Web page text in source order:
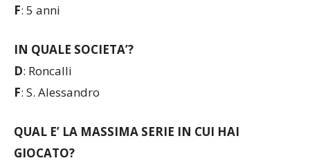
F: 5 anni
IN QUALE SOCIETA’?
D: Roncalli
F: S. Alessandro
QUAL E’ LA MASSIMA SERIE IN CUI HAI
GIOCATO?